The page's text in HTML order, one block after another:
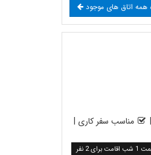
همه اتاق های موجود
| مناسب سفر کاری |
برای 2 نفر